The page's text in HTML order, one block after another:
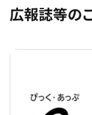
広報誌等の